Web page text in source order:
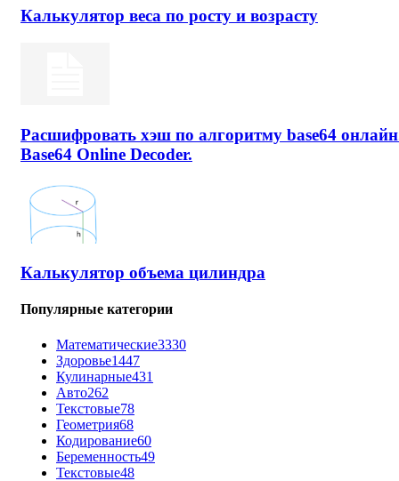
Калькулятор веса по росту и возрасту
Расшифровать хэш по алгоритму base64
Base64 Online Decoder.
Калькулятор объема цилиндра
Популярные категории
Математические3330
Здоровье1447
Кулинарные431
Авто262
Текстовые78
Геометрия68
Кодирование60
Беременность49
Текстовые48